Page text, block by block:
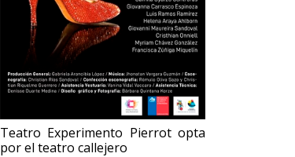
Teatro Experimento Pierrot opta
por el teatro callejero